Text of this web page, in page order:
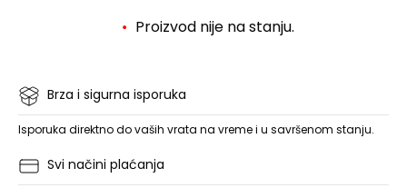
Proizvod nije na stanju.
Brza i sigurna isporuka
Isporuka direktno do vaših vrata na vreme i u savršenom stanju.
Svi načini plaćanja